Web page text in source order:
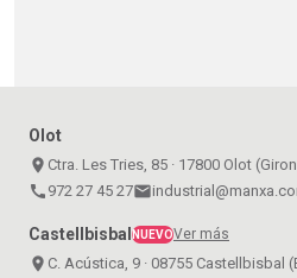
Olot
place Ctra. Les Tries, 85 · 17800 Olot
call 972 27 45 27email
CastellbisbalNUEVOVer más
place C. Acústica, 9 · 08755 Castellbisbal